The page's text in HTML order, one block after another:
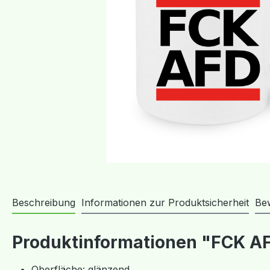
Beschreibung Informationen zur Produktsicherheit
Produktinformationen "FCK